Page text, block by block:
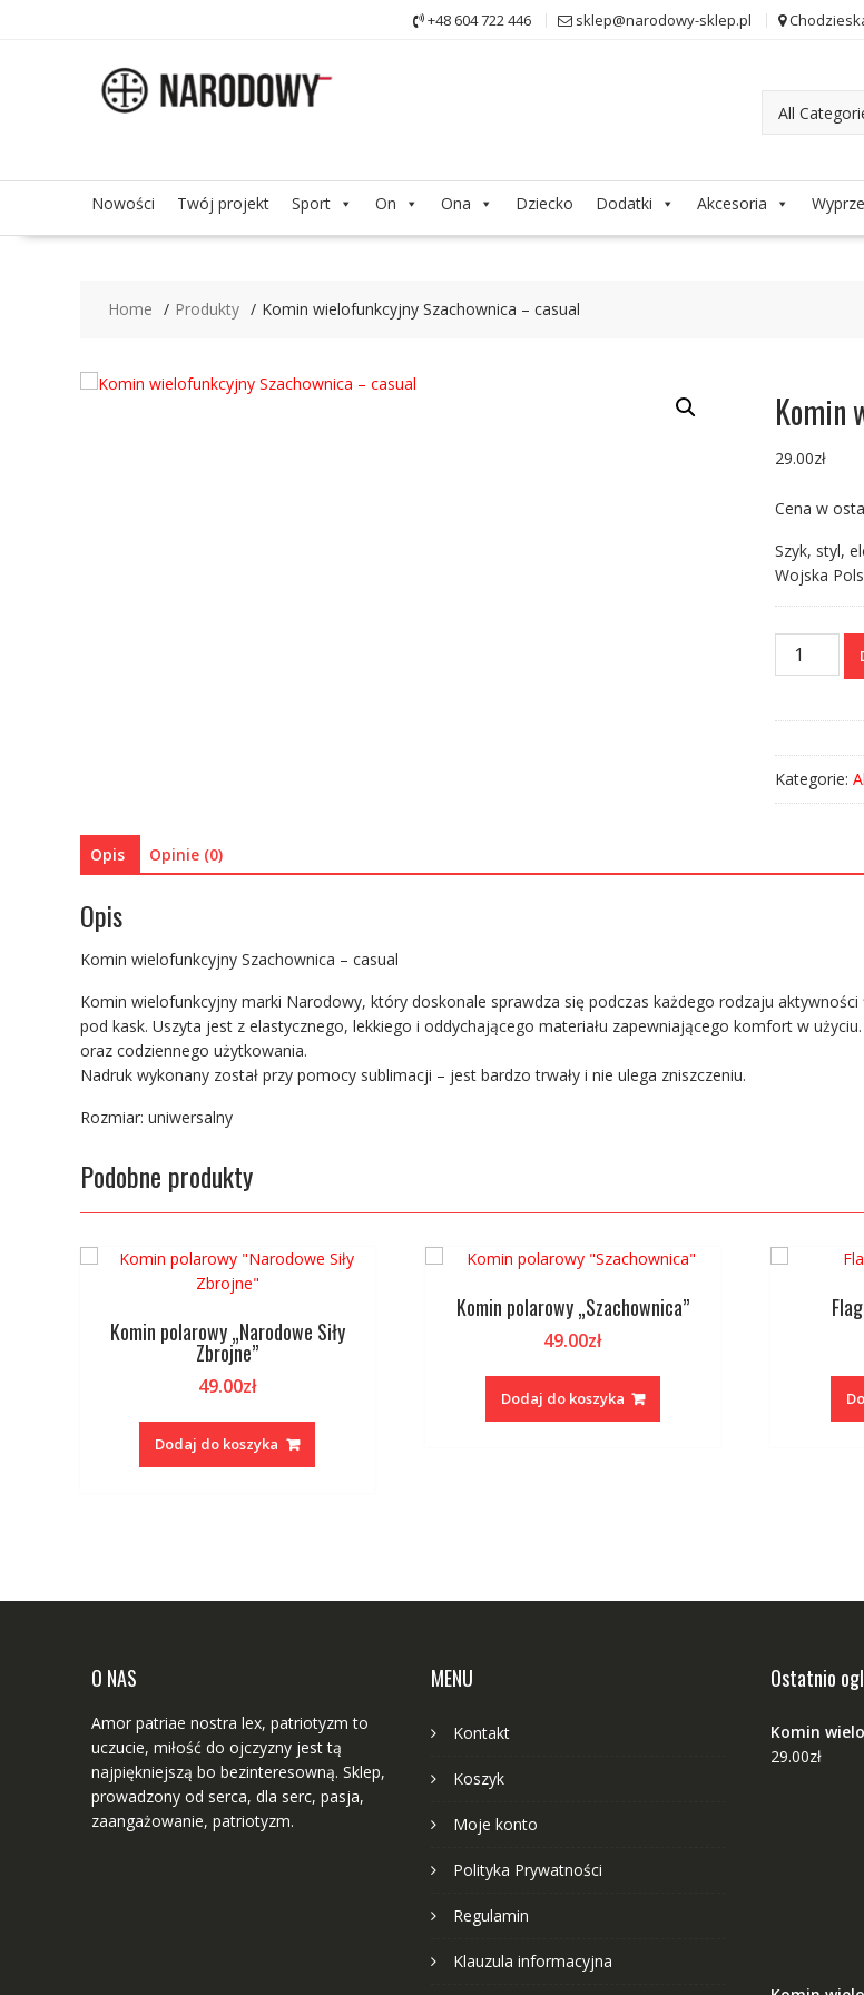
+48 604 722 446 sklep@narodowy-sklep.pl
Nowości Twój projekt Sport On Ona Dziecko Dodatki Akcesoria
Home Produkty Komin wielofunkcyjny Szachownica – casual
Komin
29.00zł
Cena w
Szyk, styl,
Wojska
ilość
Komin
Kategorie:
Opis Opinie (0)
Opis
Komin wielofunkcyjny Szachownica – casual
Komin wielofunkcyjny marki Narodowy, który doskonale sprawdza się podczas każdego rodzaju
pod kask. Uszyta jest z elastycznego, lekkiego i oddychającego materiału zapewniającego komfort w
oraz codziennego użytkowania.
Nadruk wykonany został przy pomocy sublimacji – jest bardzo trwały i nie ulega zniszczeniu.
Rozmiar: uniwersalny
Podobne produkty
Komin polarowy „Narodowe Siły
Zbrojne”
49.00zł
Dodaj do koszyka
Komin polarowy „Szachownica”
49.00zł
Dodaj do koszyka
O NAS
Amor patriae nostra lex, patriotyzm to
uczucie, miłość do ojczyzny jest tą
najpiękniejszą bo bezinteresowną. Sklep,
prowadzony od serca, dla serc, pasja,
zaangażowanie, patriotyzm.
MENU
Kontakt
Koszyk
Moje konto
Polityka Prywatności
Regulamin
Klauzula informacyjna
Ostatnio
Komin
29.00zł